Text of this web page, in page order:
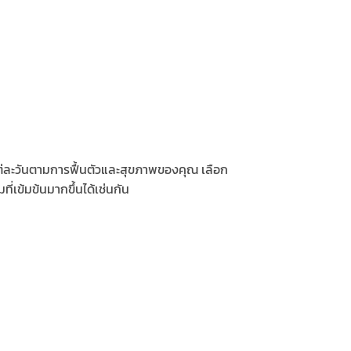
ะวันตามการฟื้นตัวและสุขภาพของคุณ เลือก
เข้มข้นมากขึ้นได้เช่นกัน